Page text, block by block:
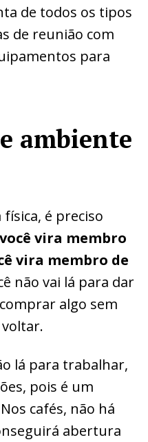
de todos os tipos
de reunião com
para
ambiente
é preciso
vira membro
vira membro de
não vai lá para dar
algo sem
lá para trabalhar,
pois é um
cafés, não há
abertura